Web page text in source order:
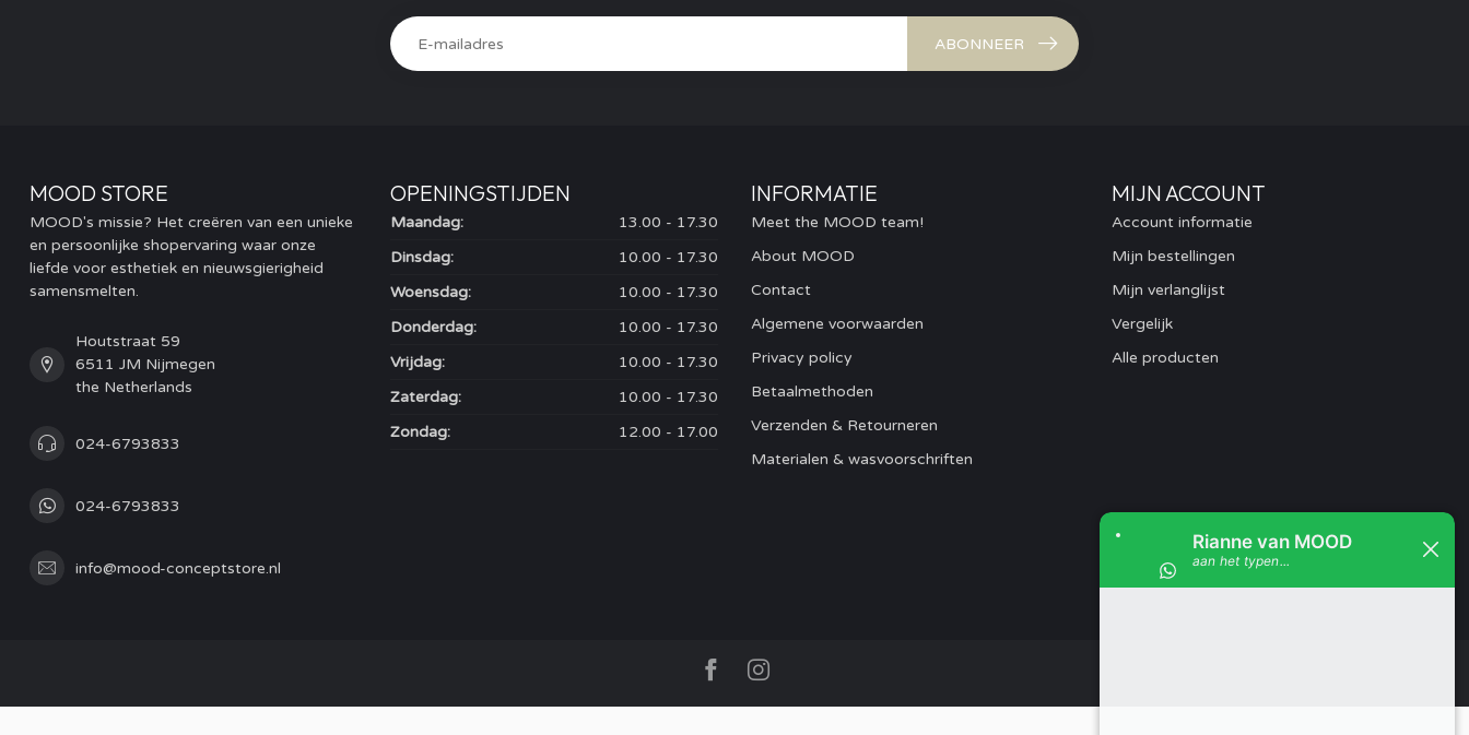
ABONNEER
MOOD STORE
MOOD's missie? Het creëren van een unieke
en persoonlijke shopervaring waar onze
liefde voor esthetiek en nieuwsgierigheid
samensmelten.
Houtstraat 59
6511 JM Nijmegen
the Netherlands
024-6793833
024-6793833
info@mood-conceptstore.nl
OPENINGSTIJDEN
Maandag:
13.00 - 17.30
Dinsdag:
10.00 - 17.30
Woensdag:
10.00 - 17.30
Donderdag:
10.00 - 17.30
Vrijdag:
10.00 - 17.30
Zaterdag:
10.00 - 17.30
Zondag:
12.00 - 17.00
INFORMATIE
Meet the MOOD team!
About MOOD
Contact
Algemene voorwaarden
Privacy policy
Betaalmethoden
Verzenden & Retourneren
Materialen & wasvoorschriften
MIJN ACCOUNT
Account informatie
Mijn bestellingen
Mijn verlanglijst
Vergelijk
Alle producten